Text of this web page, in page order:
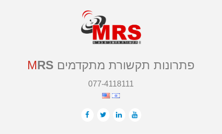
MRS פתרונות תקשורת מתקדמים
077-4118111